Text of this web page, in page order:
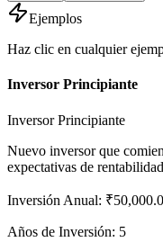
Ejemplos
Haz clic en cualquier
Inversor Principiante
Inversor Principiante
Nuevo inversor que
expectativas de
Inversión Anual:
Años de Inversión: 5